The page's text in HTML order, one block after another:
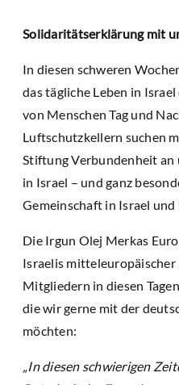
Solidaritätserklärung mit
In diesen schweren
das tägliche Leben in
von Menschen Tag und
Luftschutzkellern suchen
Stiftung Verbundenheit an
in Israel – und ganz
Gemeinschaft in Israel
Die Irgun Olej Merkas
Israelis
Mitgliedern in diesen
die wir gerne mit der
möchten:
„In diesen schwierigen